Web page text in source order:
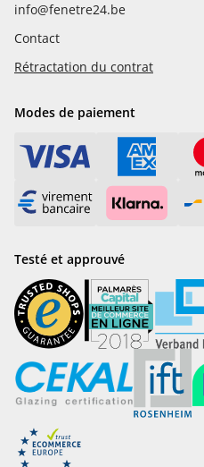
info@fenetre24.be
Contact
Rétractation du contrat
Modes de paiement
Testé et approuvé